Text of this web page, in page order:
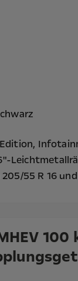
55 R 16
100